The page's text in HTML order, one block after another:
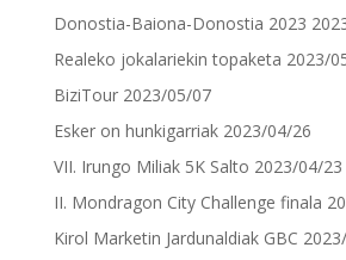
Donostia-Baiona-Donostia 2023
Realeko jokalariekin topaketa 2023/
BiziTour 2023/05/07
Esker on hunkigarriak 2023/04/26
VII. Irungo Miliak 5K Salto 2023/04/23
II. Mondragon City Challenge finala
Kirol Marketin Jardunaldiak GBC